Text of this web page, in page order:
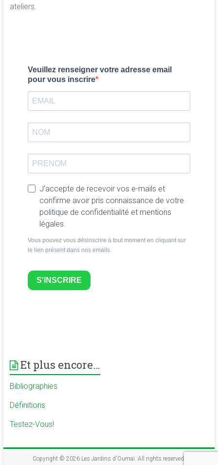
ateliers.
Veuillez renseigner votre adresse email
pour vous inscrire
J'accepte de recevoir vos e-mails et
confirme avoir pris connaissance de votre
politique de confidentialité et mentions
légales.
Vous pouvez vous désinscrire à tout moment en cliquant sur
le lien présent dans nos emails.
S'INSCRIRE
Et plus encore…
Bibliographies
Définitions
Testez-Vous!
Copyright © 2026 Les Jardins d'Oumaï. All rights reserved.